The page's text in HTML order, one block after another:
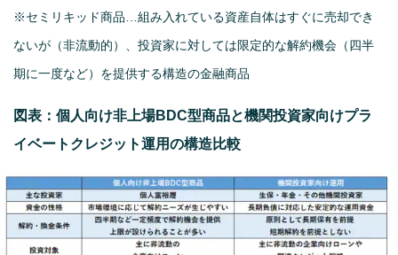
※セミリキッド商品…組み入れている資産自体はすぐに売却でき
ないが（非流動的）、投資家に対しては限定的な解約機会（四半
期に一度など）を提供する構造の金融商品
図表：個人向け非上場BDC型商品と機関投資家向けプラ
イベートクレジット運用の構造比較